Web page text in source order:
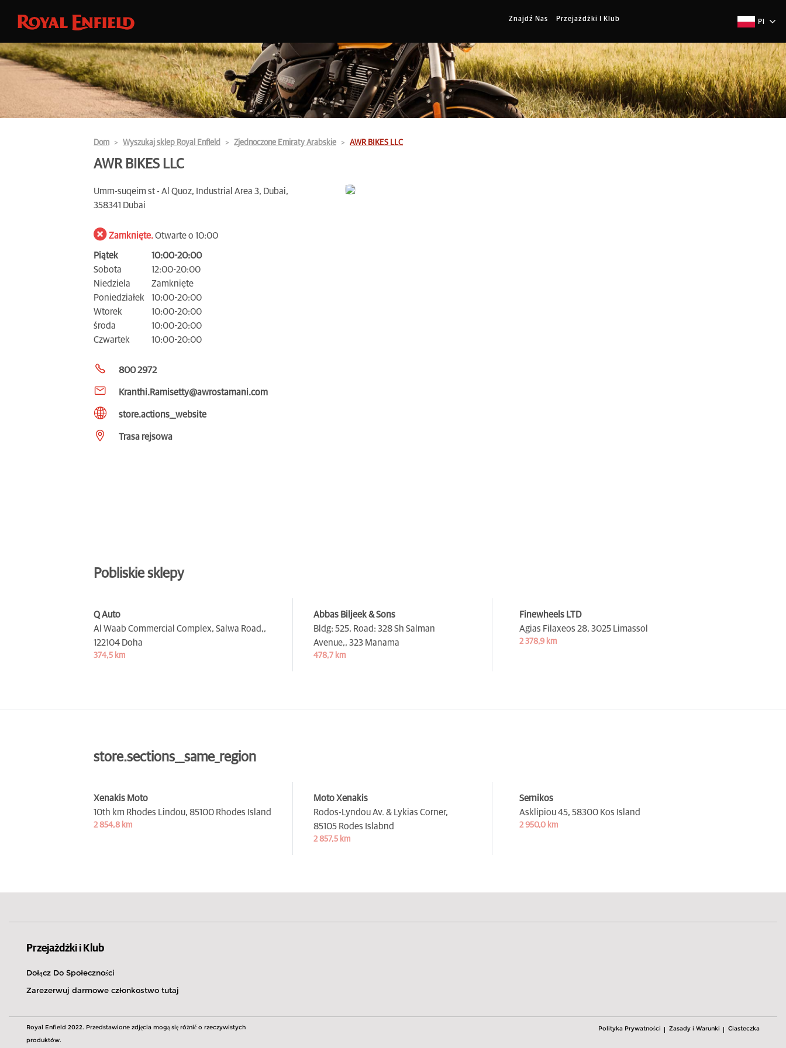
Znajdź Nas Przejażdżki I Klub Pl
Dom Wyszukaj sklep Royal Enfield Zjednoczone Emiraty Arabskie AWR BIKES LLC
AWR BIKES LLC
Umm-suqeim st - Al Quoz, Industrial Area 3, Dubai,
358341 Dubai
Zamknięte.Otwarte o 10:00
Piątek
10:00-20:00
Sobota
12:00-20:00
Niedziela
Zamknięte
Poniedziałek
10:00-20:00
Wtorek
10:00-20:00
środa
10:00-20:00
Czwartek
10:00-20:00
800 2972
Kranthi.Ramisetty@awrostamani.com
store.actions__website
Trasa rejsowa
Pobliskie sklepy
Q Auto
Al Waab Commercial Complex, Salwa Road,,
122104 Doha
374,5 km
Abbas Biljeek & Sons
Bldg: 525, Road: 328 Sh Salman
Avenue,, 323 Manama
478,7 km
Finewheels LTD
Agias Filaxeos 28, 3025 Limassol
2 378,9 km
store.sections__same_region
Xenakis Moto
10th km Rhodes Lindou, 85100 Rhodes Island
2 854,8 km
Moto Xenakis
Rodos-Lyndou Av. & Lykias Corner,
85105 Rodes Islabnd
2 857,5 km
Sernikos
Asklipiou 45, 58300 Kos Island
2 950,0 km
Przejażdżki i Klub
Dołącz Do Społeczności
Zarezerwuj darmowe członkostwo tutaj
Royal Enfield 2022. Przedstawione zdjęcia mogą się różnić o rzeczywistych
produktów.
Polityka Prywatności Zasady i Warunki Ciasteczka